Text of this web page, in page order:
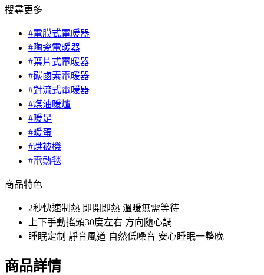
搜尋更多
#電膜式電暖器
#陶瓷電暖器
#葉片式電暖器
#碳鹵素電暖器
#對流式電暖器
#煤油暖爐
#暖足
#暖蛋
#烘被機
#電熱毯
商品特色
2秒快速制熱 即開即熱 溫暧無需等待
上下手動搖頭30度左右 方向隨心調
睡眠定制 靜音風道 自然低噪音 安心睡眠一整晚
商品詳情